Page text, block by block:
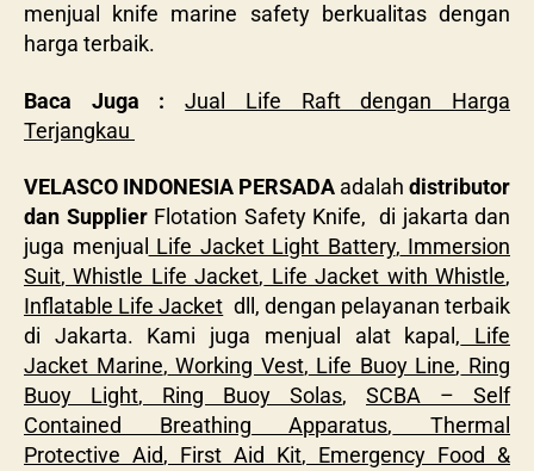
menjual knife marine safety berkualitas dengan
harga terbaik.
Baca Juga :
Jual Life Raft dengan Harga
Terjangkau
VELASCO INDONESIA PERSADA adalah distributor
dan SupplierFlotation Safety Knife, di jakarta dan
juga menjual Life Jacket Light Battery, Immersion
Suit, Whistle Life Jacket, Life Jacket with Whistle,
Inflatable Life Jacket dll, dengan pelayanan terbaik
di Jakarta. Kami juga menjual alat kapal, Life
Jacket Marine, Working Vest, Life Buoy Line, Ring
Buoy Light, Ring Buoy Solas, SCBA – Self
Contained Breathing Apparatus, Thermal
Protective Aid, First Aid Kit, Emergency Food &